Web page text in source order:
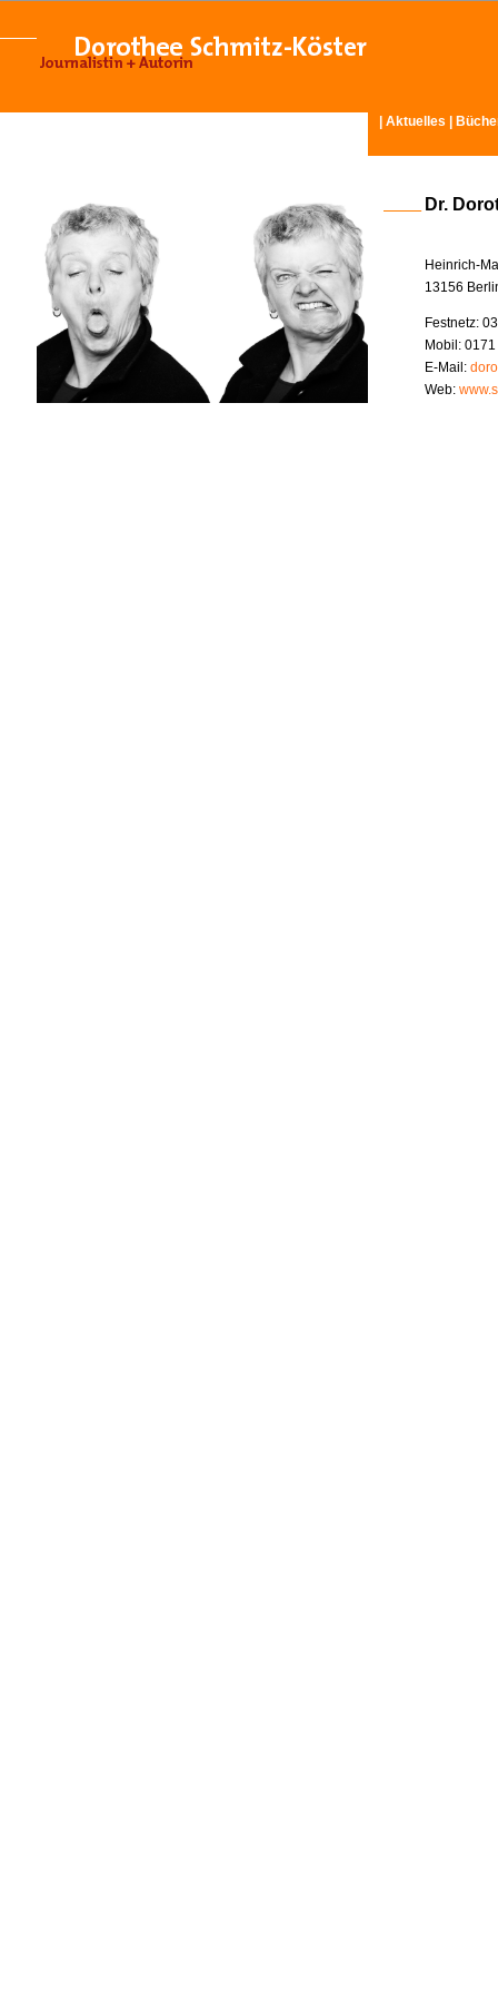
Aktuelles
Dr.
Heinrich-
13156
Festnetz:
Mobil:
E-Mail:
Web: